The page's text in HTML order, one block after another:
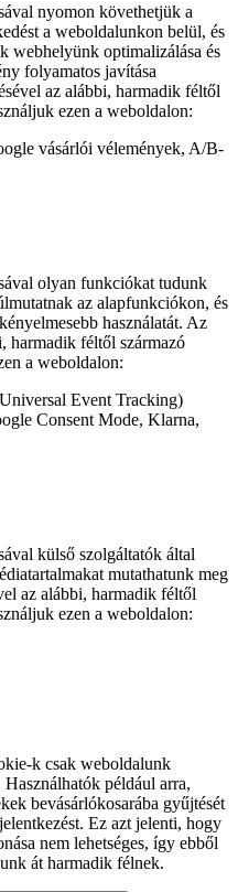
nyomon követhetjük a
a weboldalunkon belül, és
webhelyünk optimalizálása és
folyamatos javítása
az alábbi, harmadik féltől
ezen a weboldalon:
vásárlói vélemények, A/B-
olyan funkciókat tudunk
az alapfunkciókon, és
használatát. Az
harmadik féltől származó
a weboldalon:
Event Tracking)
Consent Mode, Klarna,
külső szolgáltatók által
mutathatunk meg
az alábbi, harmadik féltől
ezen a weboldalon:
k csak weboldalunk
például arra,
bevásárlókosarába gyűjtését
Ez azt jelenti, hogy
nem lehetséges, így ebből
át harmadik félnek.